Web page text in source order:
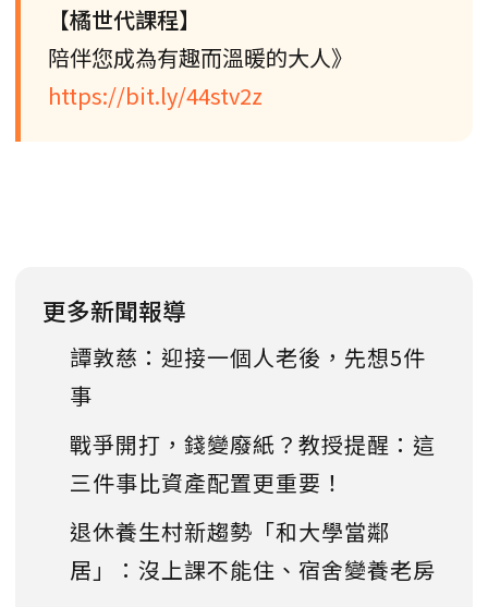
【橘世代課程】
陪伴您成為有趣而溫暖的大人》
https://bit.ly/44stv2z
更多新聞報導
譚敦慈：迎接一個人老後，先想5件
事
戰爭開打，錢變廢紙？教授提醒：這
三件事比資產配置更重要！
退休養生村新趨勢「和大學當鄰
居」：沒上課不能住、宿舍變養老房